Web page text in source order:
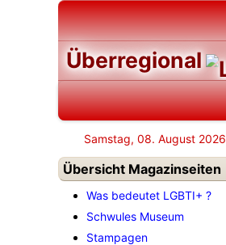
Überregional
Samstag, 08. August 2026
Übersicht Magazinseiten
Was bedeutet LGBTI+ ?
Schwules Museum
Stampagen